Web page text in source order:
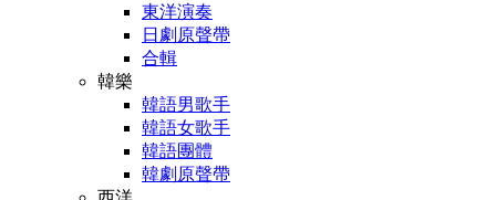
東洋演奏
日劇原聲帶
合輯
韓樂
韓語男歌手
韓語女歌手
韓語團體
韓劇原聲帶